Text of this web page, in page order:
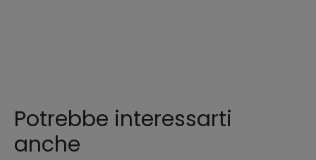
Potrebbe interessarti
anche